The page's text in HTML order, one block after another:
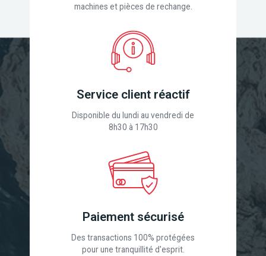
machines et pièces de rechange.
Service client réactif
Disponible du lundi au vendredi de
8h30 à 17h30
Paiement sécurisé
Des transactions 100% protégées
pour une tranquillité d'esprit.